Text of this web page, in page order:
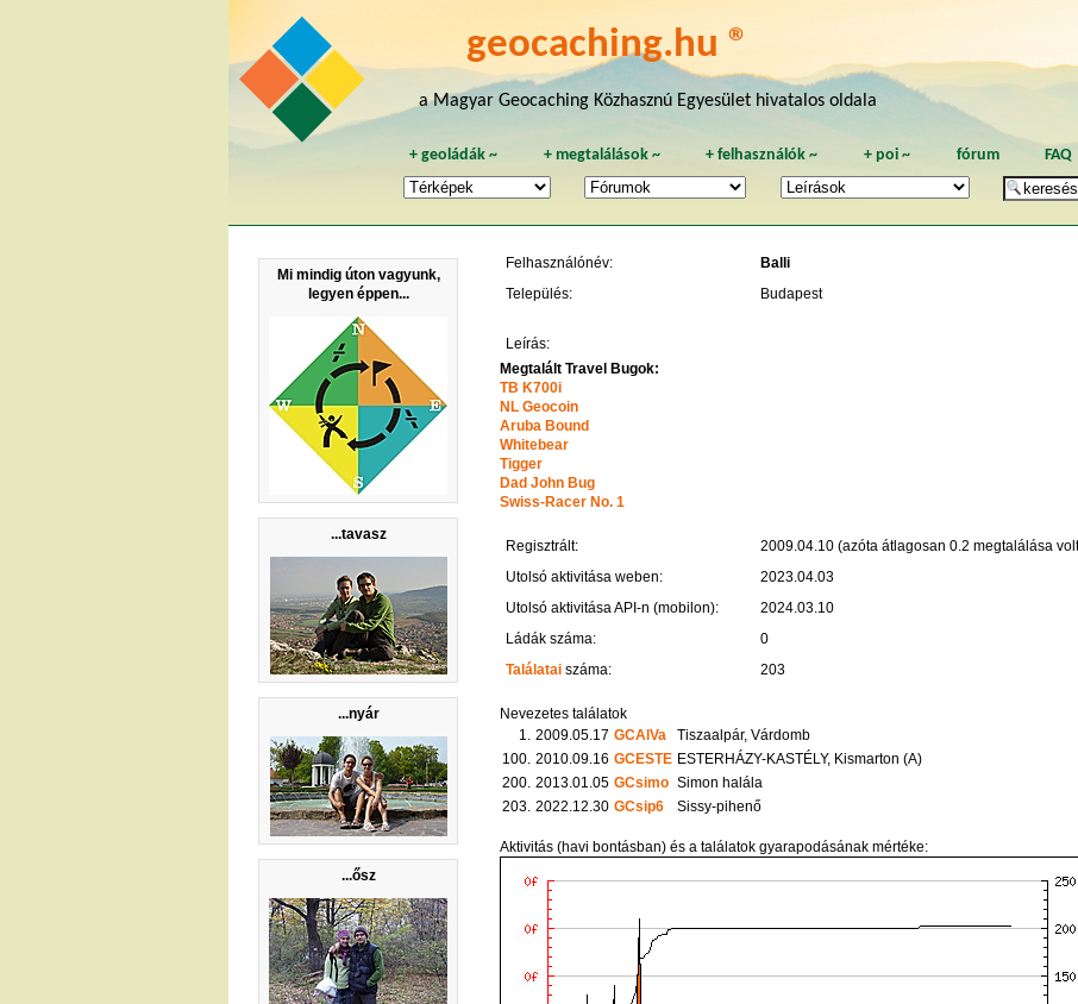
geocaching.hu ®
a Magyar Geocaching Közhasznú Egyesület hivatalos oldala
+geoládák ~ + megtalálások~ +felhasználók ~ + poi~ fórum FAQ
Mi mindig úton vagyunk,
legyen éppen...
...tavasz
...nyár
...ősz
Felhasználónév:
Balli
Település:
Budapest
Leírás:
Megtalált Travel Bugok:
TB K700i
NL Geocoin
Aruba Bound
Whitebear
Tigger
Dad John Bug
Swiss-Racer No. 1
Regisztrált:
2009.04.10 (azóta átlagosan 0.2 megtalálása
Utolsó aktivitása weben:
2023.04.03
Utolsó aktivitása API-n (mobilon):
2024.03.10
Ládák száma:
0
Találatai száma: 203
Nevezetes találatok
1. 2009.05.17 GCAlVa
Tiszaalpár, Várdomb
100. 2010.09.16 GCESTE ESTERHÁZY-KASTÉLY, Kismarton (A)
200. 2013.01.05 GCsimo Simon halála
203. 2022.12.30 GCsip6 Sissy-pihenő
Aktivitás (havi bontásban) és a találatok gyarapodásának mértéke: